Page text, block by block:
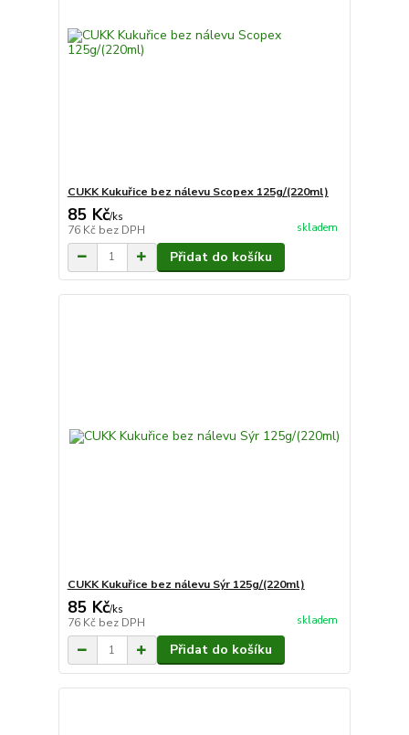
CUKK Kukuřice bez nálevu Scopex 125g/(220ml)
85 Kč/ks
76 Kč bez DPH skladem
Přidat do košíku
CUKK Kukuřice bez nálevu Sýr 125g/(220ml)
85 Kč/ks
76 Kč bez DPH skladem
Přidat do košíku